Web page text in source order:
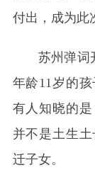
付出，成为此
苏州弹词
年龄11岁的
有人知晓的是
并不是土生
迁子女。